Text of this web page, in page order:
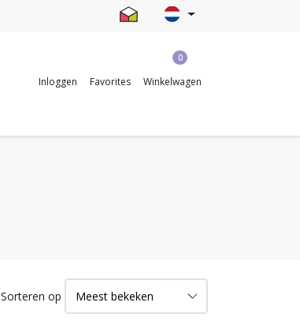
Inloggen Favorites
0
Winkelwagen
Sorteren op